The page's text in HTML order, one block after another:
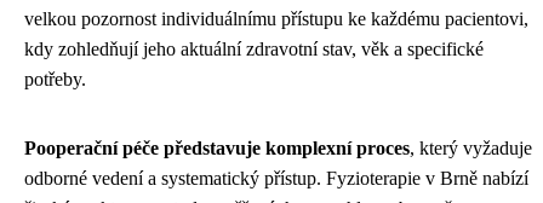
velkou pozornost individuálnímu přístupu ke každému pacientovi,
kdy zohledňují jeho aktuální zdravotní stav, věk a specifické
potřeby.
Pooperační péče představuje komplexní proces, který vyžaduje
odborné vedení a systematický přístup. Fyzioterapie v Brně nabízí